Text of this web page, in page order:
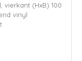
(HxB) 100
vinyl